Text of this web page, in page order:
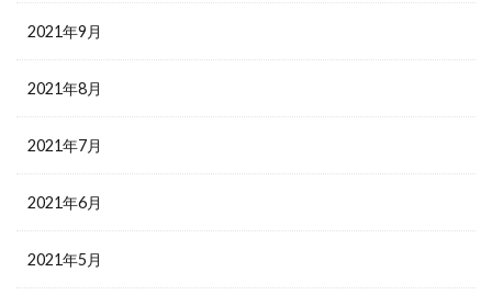
2021年9月
2021年8月
2021年7月
2021年6月
2021年5月